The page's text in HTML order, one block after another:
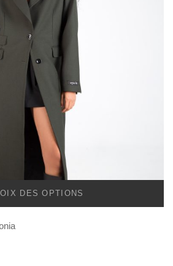
DES OPTIONS